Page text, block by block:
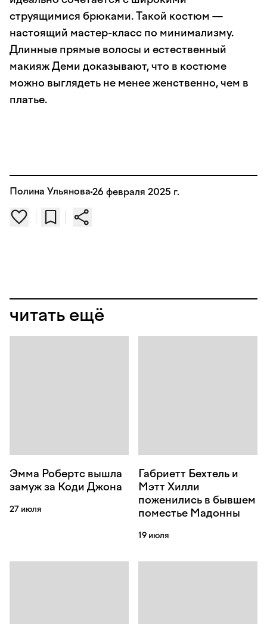
струящимися брюками. Такой костюм —
настоящий мастер-класс по минимализму.
Длинные прямые волосы и естественный
макияж Деми доказывают, что в костюме
можно выглядеть не менее женственно, чем в
платье.
Полина Ульянова 26 февраля 2025 г.
читать ещё
Эмма Робертс вышла
замуж за Коди Джона
27 июля
Габриетт Бехтель и
Мэтт Хилли
поженились в бывшем
поместье Мадонны
19 июля